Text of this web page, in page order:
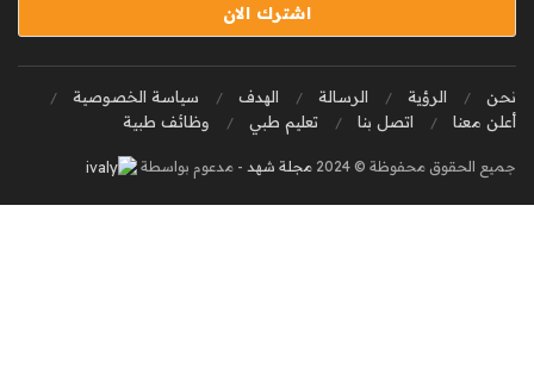
نحن الرؤية الرسالة الهدف
سياسة الخصوصية
أعلن معنا
اتصل بنا تعليم طبي وظائف طبية
جميع الحقوق محفوظة © 2024 مجلة شهد - مدعوم بواسطة